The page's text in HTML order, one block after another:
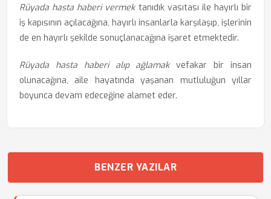
Rüyada hasta haberi vermektanıdık vasıtası ile hayırlı bir
iş kapısının açılacağına, hayırlı insanlarla karşılaşıp, işlerinin
de en hayırlı şekilde sonuçlanacağına işaret etmektedir.
Rüyada hasta haberi alıp ağlamakvefakar bir insan
olunacağına, aile hayatında yaşanan mutluluğun yıllar
boyunca devam edeceğine alamet eder.
BENZER YAZILAR